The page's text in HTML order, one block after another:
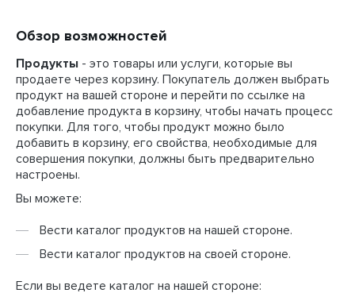
Обзор возможностей
Продукты - это товары или услуги, которые вы
продаете через корзину. Покупатель должен выбрать
продукт на вашей стороне и перейти по ссылке на
добавление продукта в корзину, чтобы начать процесс
покупки. Для того, чтобы продукт можно было
добавить в корзину, его свойства, необходимые для
совершения покупки, должны быть предварительно
настроены.
Вы можете:
Вести каталог продуктов на нашей стороне.
Вести каталог продуктов на своей стороне.
Если вы ведете каталог на нашей стороне: